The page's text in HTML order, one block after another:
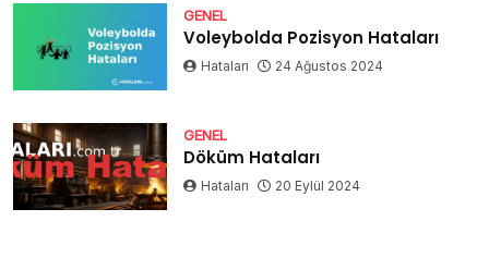
GENEL
Voleybolda Pozisyon Hataları
Hataları 24 Ağustos 2024
GENEL
Döküm Hataları
Hataları 20 Eylül 2024